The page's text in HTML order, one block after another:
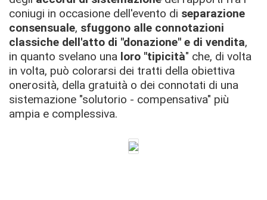
coniugi in occasione dell'evento di separazione
consensuale, sfuggono alle connotazioni
classiche dell'atto di "donazione" e di vendita,
in quanto svelano una loro "tipicità" che, di volta
in volta, può colorarsi dei tratti della obiettiva
onerosità, della gratuità o dei connotati di una
sistemazione "solutorio - compensativa" più
ampia e complessiva.